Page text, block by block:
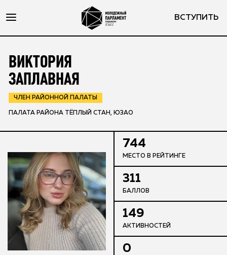
ВСТУПИТЬ
ВИКТОРИЯ
ЗАПЛАВНАЯ
ЧЛЕН РАЙОННОЙ ПАЛАТЫ
ПАЛАТА РАЙОНА ТЁПЛЫЙ СТАН, ЮЗАО
744
МЕСТО В РЕЙТИНГЕ
311
БАЛЛОВ
149
АКТИВНОСТЕЙ
0